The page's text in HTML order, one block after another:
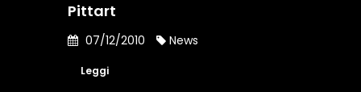
Pittart
07/12/2010 News
Leggi